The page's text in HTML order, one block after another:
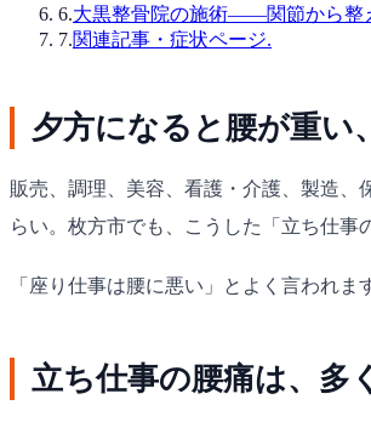
6.大黒整骨院の施術——関節から整
7.関連記事・症状ページ.
夕方になると腰が重
販売、調理、美容、看護・介護、製造
らい。枚方市でも、こうした「立ち仕事
「座り仕事は腰に悪い」とよく言われ
立ち仕事の腰痛は、多